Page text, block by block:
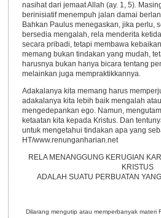
nasihat dari jemaat Allah (ay. 1, 5).
berinisiatif menempuh jalan damai
Bahkan Paulus menegaskan, jika perlu,
bersedia mengalah, rela menderita
secara pribadi, tetapi membawa
memang bukan tindakan yang mudah,
harusnya bukan hanya bicara tentang
melainkan juga mempraktikkannya.
Adakalanya kita memang harus
adakalanya kita lebih baik mengalah
mengedepankan ego. Namun,
ketaatan kita kepada Kristus. Dan
untuk mengetahui tindakan apa yang
HT/www.renunganharian.net
RELA MENANGGUNG KERUGIAN
KRISTUS
ADALAH SUATU PERBUATAN
Dilarang mengutip atau memperbanyak materi